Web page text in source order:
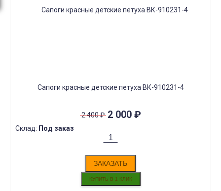
Сапоги красные детские петуха ВК-910231-4
2 400₽ 2 000 ₽
Склад: Под заказ
ЗАКАЗАТЬ